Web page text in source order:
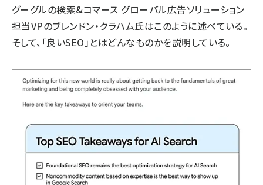
グーグルの検索&コマース グローバル広告ソリューション
担当VPのブレンドン・クラハム氏はこのように述べている。
そして、「良いSEO」とはどんなものかを説明している。